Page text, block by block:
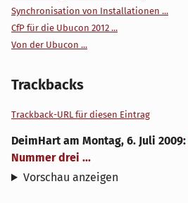
Synchronisation von Installationen ...
CfP für die Ubucon 2012 ...
Von der Ubucon ...
Trackbacks
Trackback-URL für diesen Eintrag
DeimHart am Montag, 6. Juli 2009:
Nummer drei ...
Vorschau anzeigen